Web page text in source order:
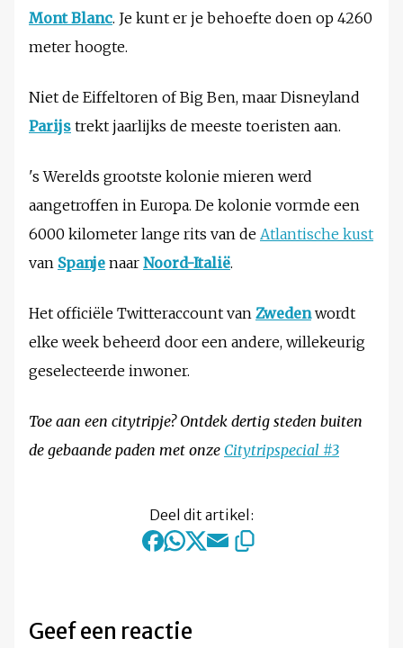
Mont Blanc. Je kunt er je behoefte doen op 4260
meter hoogte.
Niet de Eiffeltoren of Big Ben, maar Disneyland
Parijs trekt jaarlijks de meeste toeristen aan.
's Werelds grootste kolonie mieren werd
aangetroffen in Europa. De kolonie vormde een
6000 kilometer lange rits van de Atlantische kust
van Spanje naar Noord-Italië.
Het officiële Twitteraccount van Zwedenwordt
elke week beheerd door een andere, willekeurig
geselecteerde inwoner.
Toe aan een citytripje? Ontdek dertig steden buiten
de gebaande paden met onze Citytripspecial #3
Deel dit artikel:
Geef een reactie